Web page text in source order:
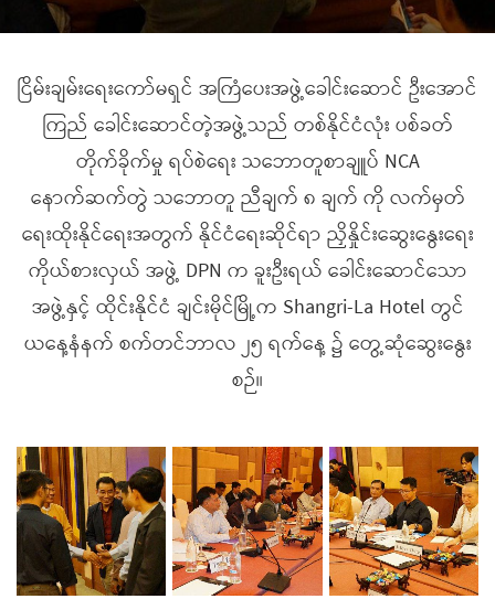
ငြိမ်းချမ်းရေးကော်မရှင် အကြံပေးအဖွဲ့ခေါင်းဆောင် ဦးအောင်
ကြည် ခေါင်းဆောင်တဲ့အဖွဲ့သည် တစ်နိုင်ငံလုံး ပစ်ခတ်
တိုက်ခိုက်မှု ရပ်စဲရေး သဘောတူစာချူပ် NCA
နောက်ဆက်တွဲ သဘောတူ ညီချက် ၈ ချက် ကို လက်မှတ်
ရေးထိုးနိုင်ရေးအတွက် နိုင်ငံရေးဆိုင်ရာ ညှိနှိုင်းဆွေးနွေးရေး
ကိုယ်စားလှယ် အဖွဲ့ DPN က ခူးဦးရယ် ခေါင်းဆောင်သော
အဖွဲ့နှင့် ထိုင်းနိုင်ငံ ချင်းမိုင်မြို့က Shangri-La Hotel တွင်
ယနေ့နံနက် စက်တင်ဘာလ ၂၅ ရက်နေ့ ၌ တွေ့ဆုံဆွေးနွေး
စဉ်။